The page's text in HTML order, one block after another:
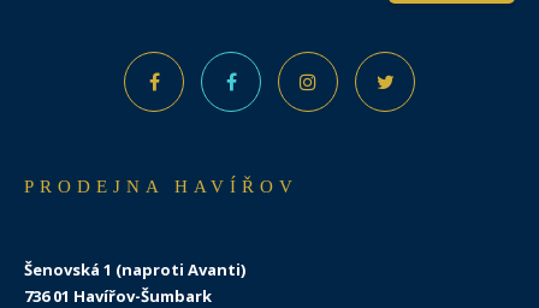
PRODEJNA HAVÍŘOV
Šenovská 1 (naproti Avanti)
736 01 Havířov-Šumbark